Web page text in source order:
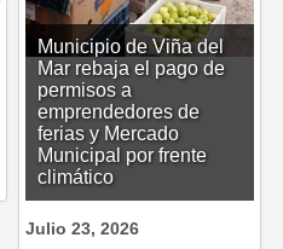
Municipio de Viña del
Mar rebaja el pago de
permisos a
emprendedores de
ferias y Mercado
Municipal por frente
climático
Julio 23, 2026